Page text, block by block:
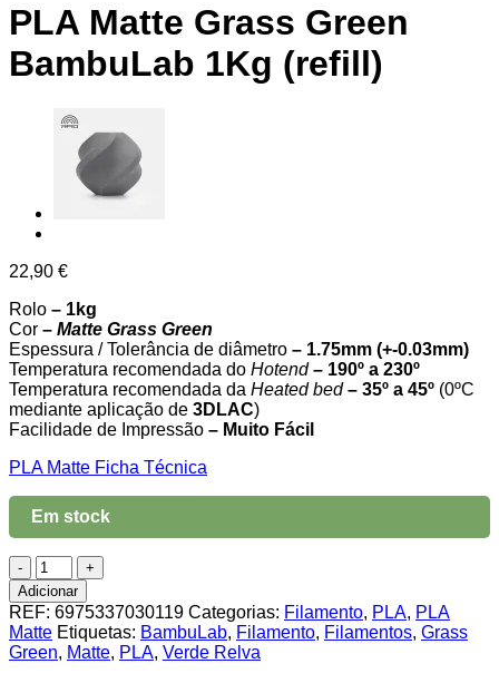
PLA Matte Grass Green
BambuLab 1Kg (refill)
22,90 €
Rolo – 1kg
Cor – Matte Grass Green
Espessura / Tolerância de diâmetro – 1.75mm (+-0.03mm)
Temperatura recomendada do Hotend– 190º a 230º
Temperatura recomendada da Heated bed – 35º a 45º (0ºC
mediante aplicação de 3DLAC)
Facilidade de Impressão – Muito Fácil
PLA Matte Ficha Técnica
Em stock
Quantidade
de
PLA
Matte
Grass
Green
Adicionar
REF: 6975337030119 Categorias: Filamento, PLA, PLA
Matte Etiquetas: BambuLab, Filamento, Filamentos, Grass
Green, Matte, PLA, Verde Relva